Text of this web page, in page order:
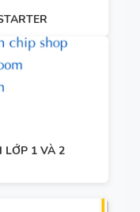
LỚP 1 VÀ 2